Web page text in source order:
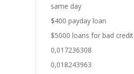
same day
$400 payday loan
$5000 loans for bad credit
0,017236308
0,018243963